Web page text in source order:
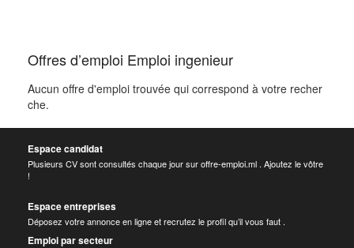
Offres d’emploi Emploi ingenieur
Aucun offre d'emploi trouvée qui correspond à votre recher
che.
Espace candidat
Plusieurs CV sont consultés chaque jour sur offre-emploi.ml . Ajoutez le vôtre
!
Espace entreprises
Déposez votre annonce en ligne et recrutez le profil qu’il vous faut .
Emploi par secteur